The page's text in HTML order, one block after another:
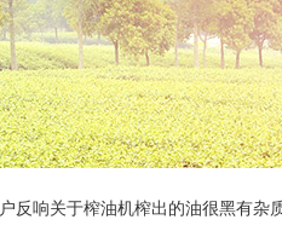
反响关于榨油机榨出的油很黑有